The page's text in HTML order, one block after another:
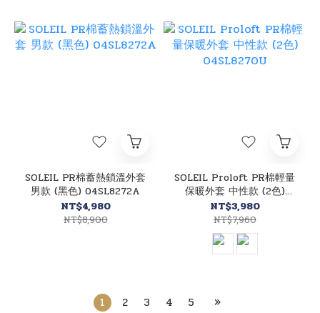
SOLEIL PR棉蓄熱鎖溫外套
男款 (黑色) 04SL8272A
NT$4,980
NT$8,900
SOLEIL Proloft PR棉輕量
保暖外套 中性款 (2色)
04SL8270U
NT$3,980
NT$7,960
1 2 3 4 5 »